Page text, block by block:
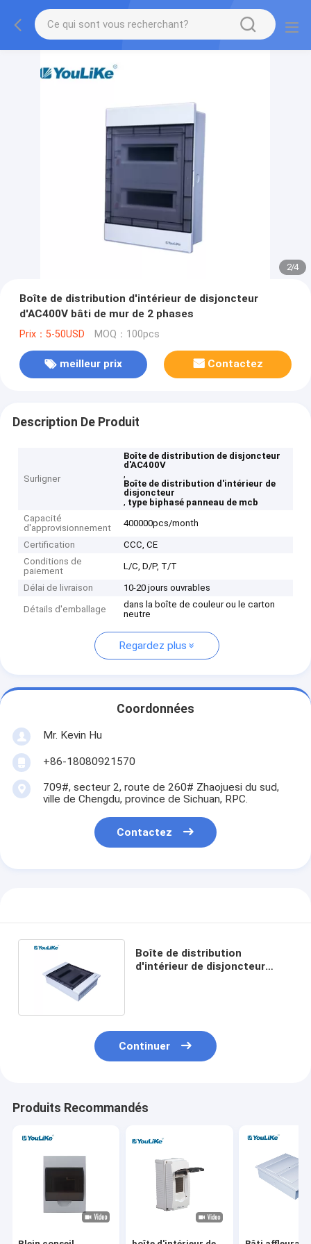
2/4
Boîte de distribution d'intérieur de disjoncteur
d'AC400V bâti de mur de 2 phases
Prix：5-50USD MOQ：100pcs
meilleur prix Contactez
Description De Produit
Surligner
Boîte de distribution de disjoncteur
d'AC400V
,
Boîte de distribution d'intérieur de
disjoncteur
, type biphasé panneau de mcb
Capacité
d'approvisionnement
400000pcs/month
Certification
CCC, CE
Conditions de
paiement
L/C, D/P, T/T
Délai de livraison 10-20 jours ouvrables
Détails d'emballage
dans la boîte de couleur ou le carton
neutre
Regardez plus
Coordonnées
Mr. Kevin Hu
+86-18080921570
709#, secteur 2, route de 260# Zhaojuesi du sud,
ville de Chengdu, province de Sichuan, RPC.
Contactez
Boîte de distribution
d'intérieur de disjoncteur
Continuer
Produits Recommandés